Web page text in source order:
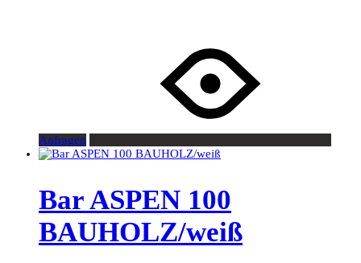
Anfragen
Bar ASPEN 100
BAUHOLZ/weiß